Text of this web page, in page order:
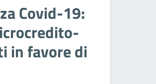
Covid-19:
in favore di